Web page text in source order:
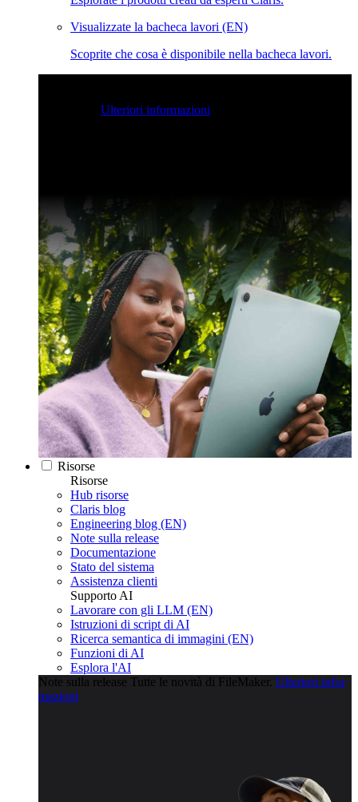
Visualizzate la bacheca lavori (EN)
Scoprite che cosa è disponibile nella bacheca lavori.
Ulteriori informazioni
Risorse
Risorse
Hub risorse
Claris blog
Engineering blog (EN)
Note sulla release
Documentazione
Stato del sistema
Assistenza clienti
Supporto AI
Lavorare con gli LLM (EN)
Istruzioni di script di AI
Ricerca semantica di immagini (EN)
Funzioni di AI
Esplora l'AI
Note sulla release Tutte le novità di FileMaker. Ulteriori infor
mazioni